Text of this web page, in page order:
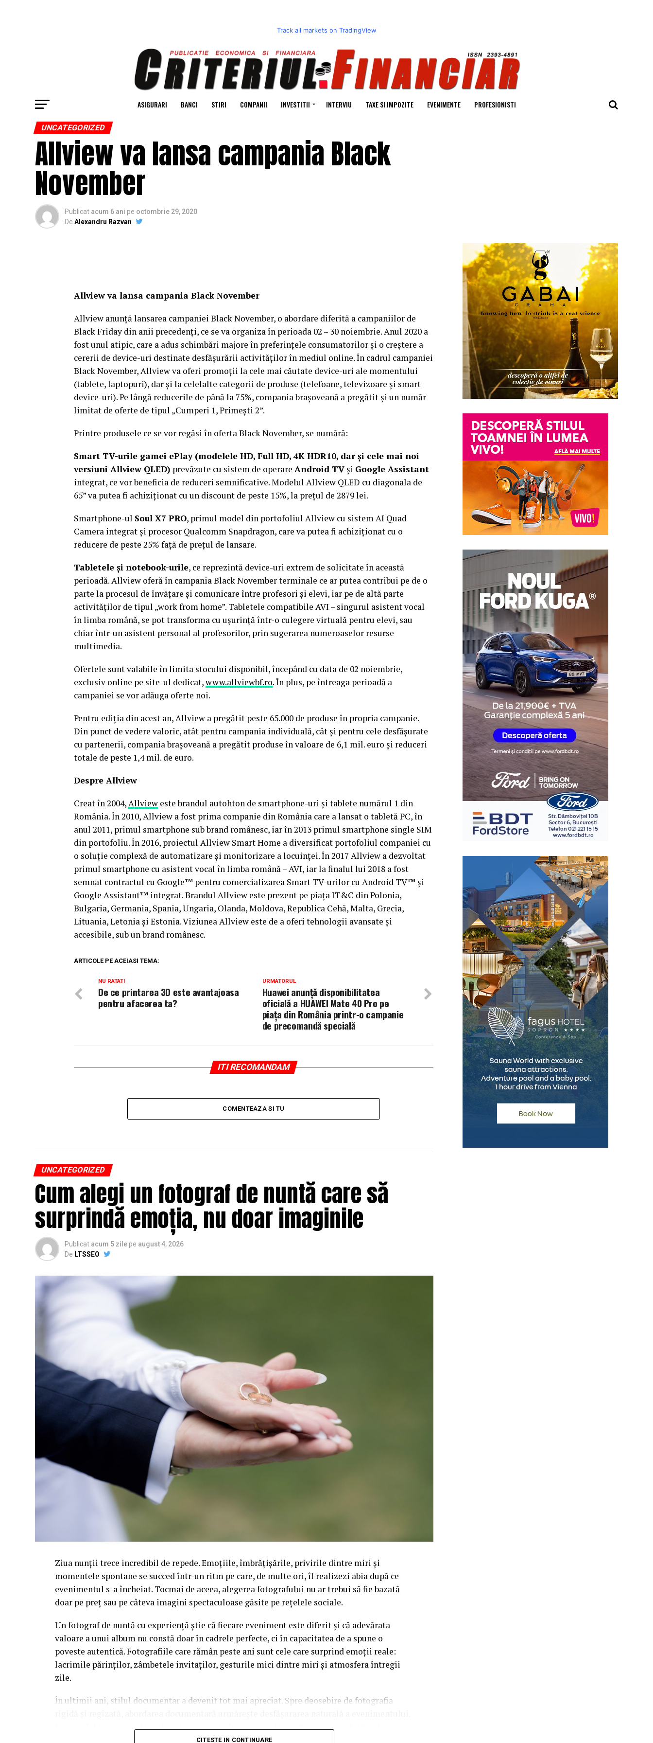
Track all markets on TradingView
ASIGURARI BANCI STIRI COMPANII INVESTITII INTERVIU TAXE SI IMPOZITE EVENIMENTE PROFESIONISTI
UNCATEGORIZED
Allview va lansa campania Black
November
Publicat acum 6 ani pe octombrie 29, 2020
De Alexandru Razvan
Allview va lansa campania Black November
Allview anunță lansarea campaniei Black November, o abordare diferită a campaniilor de
Black Friday din anii precedenți, ce se va organiza în perioada 02 – 30 noiembrie. Anul 2020 a
fost unul atipic, care a adus schimbări majore în preferințele consumatorilor și o creștere a
cererii de device-uri destinate desfășurării activităților în mediul online. În cadrul campaniei
Black November, Allview va oferi promoții la cele mai căutate device-uri ale momentului
(tablete, laptopuri), dar și la celelalte categorii de produse (telefoane, televizoare și smart
device-uri). Pe lângă reducerile de până la 75%, compania brașoveană a pregătit și un număr
limitat de oferte de tipul „Cumperi 1, Primești 2”.
Printre produsele ce se vor regăsi în oferta Black November, se numără:
Smart TV-urile gamei ePlay (modelele HD, Full HD, 4K HDR10, dar și cele mai noi
versiuni Allview QLED) prevăzute cu sistem de operare Android TVși Google Assistant
integrat, ce vor beneficia de reduceri semnificative. Modelul Allview QLED cu diagonala de
65” va putea fi achiziționat cu un discount de peste 15%, la prețul de 2879 lei.
Smartphone-ul Soul X7 PRO, primul model din portofoliul Allview cu sistem AI Quad
Camera integrat și procesor Qualcomm Snapdragon, care va putea fi achiziționat cu o
reducere de peste 25% față de prețul de lansare.
Tabletele și notebook-urile, ce reprezintă device-uri extrem de solicitate în această
perioadă. Allview oferă în campania Black November terminale ce ar putea contribui pe de o
parte la procesul de învăţare şi comunicare între profesori şi elevi, iar pe de altă parte
activităților de tipul „work from home”. Tabletele compatibile AVI – singurul asistent vocal
în limba română, se pot transforma cu ușurință într-o culegere virtuală pentru elevi, sau
chiar într-un asistent personal al profesorilor, prin sugerarea numeroaselor resurse
multimedia.
Ofertele sunt valabile în limita stocului disponibil, începând cu data de 02 noiembrie,
exclusiv online pe site-ul dedicat,www.allviewbf.ro. În plus, pe întreaga perioadă a
campaniei se vor adăuga oferte noi.
Pentru ediția din acest an, Allview a pregătit peste 65.000 de produse în propria campanie.
Din punct de vedere valoric, atât pentru campania individuală, cât și pentru cele desfășurate
cu partenerii, compania brașoveană a pregătit produse în valoare de 6,1 mil. euro și reduceri
totale de peste 1,4 mil. de euro.
Despre Allview
Creat în 2004,Allview este brandul autohton de smartphone-uri și tablete numărul 1 din
România. În 2010, Allview a fost prima companie din România care a lansat o tabletă PC, în
anul 2011, primul smartphone sub brand românesc, iar în 2013 primul smartphone single SIM
din portofoliu. În 2016, proiectul Allview Smart Home a diversificat portofoliul companiei cu
o soluție complexă de automatizare și monitorizare a locuinței. În 2017 Allview a dezvoltat
primul smartphone cu asistent vocal în limba română – AVI, iar la finalul lui 2018 a fost
semnat contractul cu Google™ pentru comercializarea Smart TV-urilor cu Android TV™ și
Google Assistant™ integrat. Brandul Allview este prezent pe piața IT&C din Polonia,
Bulgaria, Germania, Spania, Ungaria, Olanda, Moldova, Republica Cehă, Malta, Grecia,
Lituania, Letonia și Estonia. Viziunea Allview este de a oferi tehnologii avansate și
accesibile, sub un brand românesc.
ARTICOLE PE ACEIASI TEMA:
URMATORUL
Huawei anunță disponibilitatea
oficială a HUAWEI Mate 40 Pro pe
piața din România printr-o campanie
de precomandă specială
NU RATATI
De ce printarea 3D este avantajoasa
pentru afacerea ta?
ITI RECOMANDAM
COMENTEAZA SI TU
UNCATEGORIZED
Cum alegi un fotograf de nuntă care să
surprindă emoția, nu doar imaginile
Publicat acum 5 zile pe august 4, 2026
De LTSSEO
Ziua nunții trece incredibil de repede. Emoțiile, îmbrățișările, privirile dintre miri și
momentele spontane se succed într-un ritm pe care, de multe ori, îl realizezi abia după ce
evenimentul s-a încheiat. Tocmai de aceea, alegerea fotografului nu ar trebui să fie bazată
doar pe preț sau pe câteva imagini spectaculoase găsite pe rețelele sociale.
Un fotograf de nuntă cu experiență știe că fiecare eveniment este diferit și că adevărata
valoare a unui album nu constă doar în cadrele perfecte, ci în capacitatea de a spune o
poveste autentică. Fotografiile care rămân peste ani sunt cele care surprind emoții reale:
lacrimile părinților, zâmbetele invitaților, gesturile mici dintre miri și atmosfera întregii
zile.
În ultimii ani, stilul documentar a devenit tot mai apreciat. Spre deosebire de fotografia
Fotograful intervine cât mai puțin și surprinde momentele exact așa cum se întâmplă.
Rezultatul este o colecție de imagini sincere, care transmit emoție și autenticitate.
CITESTE IN CONTINUARE